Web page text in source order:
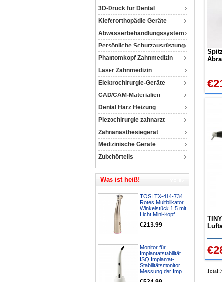
3D-Druck für Dental
Kieferorthopädie Geräte
Abwasserbehandlungssystem
Persönliche Schutzausrüstung
Phantomkopf Zahnmedizin
Laser Zahnmedizin
Elektrochirurgie-Geräte
CAD/CAM-Materialien
Dental Harz Heizung
Piezochirurgie zahnarzt
Zahnanästhesiegerät
Medizinische Geräte
Zubehörteils
Was ist heiß!
TOSI TX-414-734
Rotes Multiplikator
Winkelstück 1:5 mit
Licht Mini-Kopf
€213.99
Monitor für
Implantatstabilität
ISQ Implantat-
Stabilitätsmonitor
Messung der Imp...